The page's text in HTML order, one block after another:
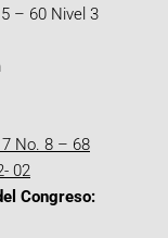
– 60 Nivel 3
No. 8 – 68
02
Congreso: